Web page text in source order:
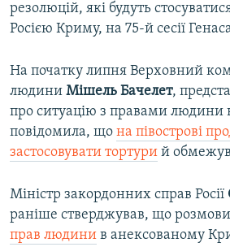
резолюцій, які будуть
Росією Криму, на 75-й сесії
На початку липня Верховний
людини Мішель Бачелет,
про ситуацію з правами людини
повідомила, що на півострові
застосовувати тортури й
Міністр закордонних справ Росії
раніше стверджував, що
прав людини в анексованому